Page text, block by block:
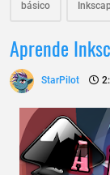
básico
Aprende
StarPilot